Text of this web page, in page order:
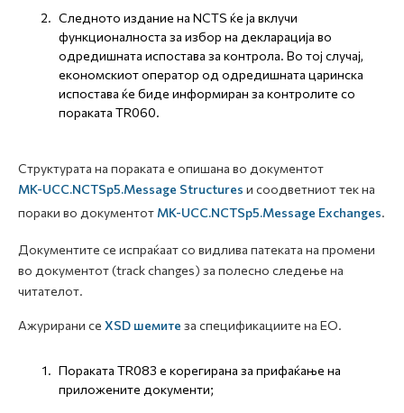
Следното издание на NCTS ќе ја вклучи
функционалноста за избор на декларација во
одредишната испостава за контрола. Во тој случај,
економскиот оператор од одредишната царинска
испостава ќе биде информиран за контролите со
пораката TR060.
Структурата на пораката е опишана во документот
MK-UCC.NCTSp5.Message Structures и соодветниот тек на
пораки во документот MK-UCC.NCTSp5.Message Exchanges.
Документите се испраќаат со видлива патеката на промени
во документот (track changes) за полесно следење на
читателот.
Ажурирани се XSD шемите за спецификациите на ЕО.
Пораката TR083 е корегирана за прифаќање на
приложените документи;